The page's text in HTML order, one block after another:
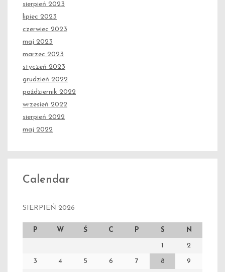
sierpień 2023
lipiec 2023
czerwiec 2023
maj 2023
marzec 2023
styczeń 2023
grudzień 2022
październik 2022
wrzesień 2022
sierpień 2022
maj 2022
Calendar
SIERPIEŃ 2026
P W Ś C P S N
1 2
3 4 5 6 7 8 9